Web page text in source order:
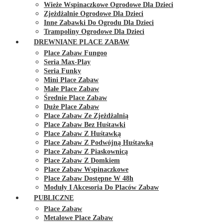
Wieże Wspinaczkowe Ogrodowe Dla Dzieci
Zjeżdżalnie Ogrodowe Dla Dzieci
Inne Zabawki Do Ogrodu Dla Dzieci
Trampoliny Ogrodowe Dla Dzieci
DREWNIANE PLACE ZABAW
Place Zabaw Fungoo
Seria Max-Play
Seria Funky
Mini Place Zabaw
Małe Place Zabaw
Średnie Place Zabaw
Duże Place Zabaw
Place Zabaw Ze Zjeżdżalnią
Place Zabaw Bez Huśtawki
Place Zabaw Z Huśtawką
Place Zabaw Z Podwójną Huśtawką
Place Zabaw Z Piaskownicą
Place Zabaw Z Domkiem
Place Zabaw Wspinaczkowe
Place Zabaw Dostępne W 48h
Moduły I Akcesoria Do Placów Zabaw
PUBLICZNE
Place Zabaw
Metalowe Place Zabaw